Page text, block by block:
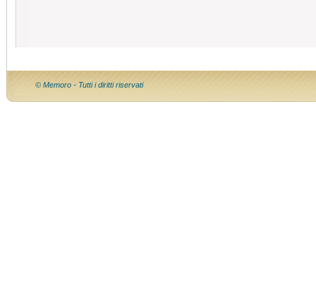
© Memoro - Tutti i diritti riservati